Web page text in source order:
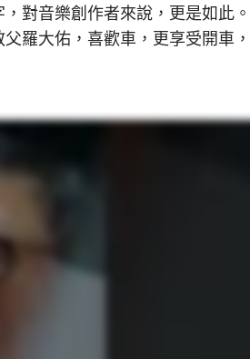
，對音樂創作者來說，更是如
羅大佑，喜歡車，更享受開車